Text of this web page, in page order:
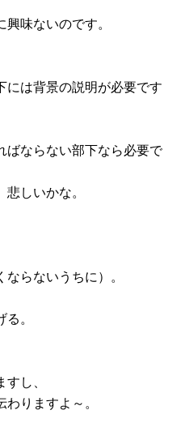
味ないのです。
には背景の説明が必要です
ばならない部下なら必要で
しいかな。
らないうちに）。
。
し、
りますよ～。